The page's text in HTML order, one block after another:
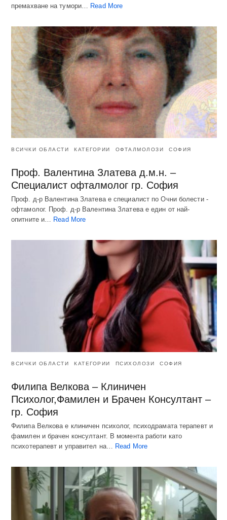
премахване на тумори…
Read More
ВСИЧКИ ОБЛАСТИ КАТЕГОРИИ ОФТАЛМОЛОЗИ СОФИЯ
Проф. Валентина Златева д.м.н. –
Специалист офталмолог гр. София
Проф. д-р Валентина Златева е специалист по Очни болести -
офтамолог. Проф. д-р Валентина Златева е един от най-
опитните и… Read More
ВСИЧКИ ОБЛАСТИ КАТЕГОРИИ ПСИХОЛОЗИ СОФИЯ
Филипа Велкова – Клиничен
Психолог,Фамилен и Брачен Консултант –
гр. София
Филипа Велкова е клиничен психолог, психодрамата терапевт и
фамилен и брачен консултант. В момента работи като
психотерапевт и управител на…
Read More